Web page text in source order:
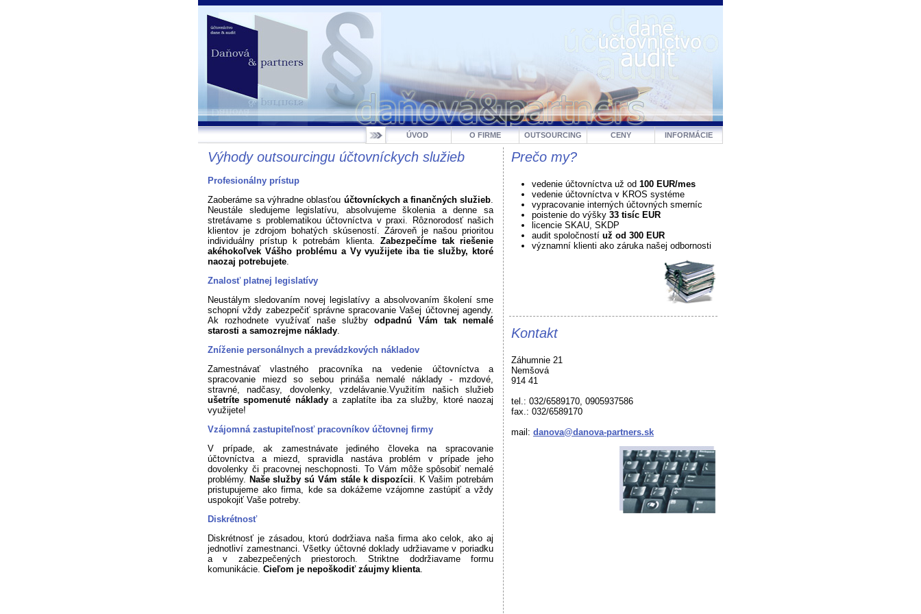
ÚVOD O FIRME OUTSOURCING CENY INFORMÁCIE
Výhody outsourcingu účtovníckych služieb
Profesionálny prístup
Zaoberáme sa výhradne oblasťou účtovníckych a finančných služieb.
Neustále sledujeme legislatívu, absolvujeme školenia a denne sa
stretávame s problematikou účtovníctva v praxi. Rôznorodosť našich
klientov je zdrojom bohatých skúseností. Zároveň je našou prioritou
individuálny prístup k potrebám klienta. Zabezpečíme tak riešenie
akéhokoľvek Vášho problému a Vy využijete iba tie služby, ktoré
naozaj potrebujete.
Znalosť platnej legislatívy
Neustálym sledovaním novej legislatívy a absolvovaním školení sme
schopní vždy zabezpečiť správne spracovanie Vašej účtovnej agendy.
Ak rozhodnete využívať naše službyodpadnú Vám tak nemalé
starosti a samozrejme náklady.
Zníženie personálnych a prevádzkových nákladov
Zamestnávať vlastného pracovníka na vedenie účtovníctva a
spracovanie miezd so sebou prináša nemalé náklady - mzdové,
stravné, nadčasy, dovolenky, vzdelávanie.Využitím našich služieb
ušetríte spomenuté nákladya zaplatíte iba za služby, ktoré naozaj
využijete!
Vzájomná zastupiteľnosť pracovníkov účtovnej firmy
V prípade, ak zamestnávate jediného človeka na spracovanie
účtovníctva a miezd, spravidla nastáva problém v prípade jeho
dovolenky či pracovnej neschopnosti. To Vám môže spôsobiť nemalé
problémy. Naše služby sú Vám stále k dispozícii. K Vašim potrebám
pristupujeme ako firma, kde sa dokážeme vzájomne zastúpiť a vždy
uspokojiť Vaše potreby.
Diskrétnosť
Diskrétnosť je zásadou, ktorú dodržiava naša firma ako celok, ako aj
jednotliví zamestnanci. Všetky účtovné doklady udržiavame v poriadku
a v zabezpečených priestoroch. Striktne dodržiavame formu
komunikácie. Cieľom je nepoškodiť záujmy klienta.
Prečo my?
vedenie účtovníctva už od 100 EUR/mes
vedenie účtovníctva v KROS systéme
vypracovanie interných účtovných smerníc
poistenie do výšky 33 tisíc EUR
licencie SKAU, SKDP
audit spoločností už od 300 EUR
významní klienti ako záruka našej odbornosti
Kontakt
Záhumnie 21
Nemšová
914 41
tel.: 032/6589170, 0905937586
fax.: 032/6589170
mail: danova@danova-partners.sk